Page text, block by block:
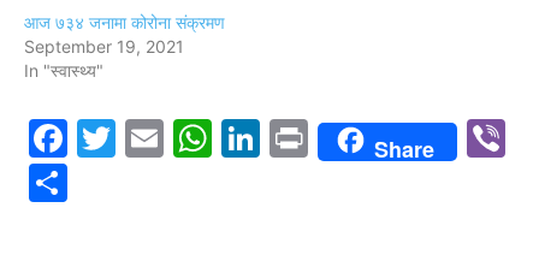
आज ७३४ जनामा कोरोना संक्रमण
September 19, 2021
In "स्वास्थ्य"
Facebook
Twitter
EmailWhatsApp
LinkedIn
PrintShare